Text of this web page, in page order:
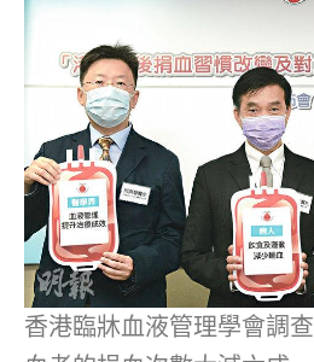
香港臨牀血液管理學會調